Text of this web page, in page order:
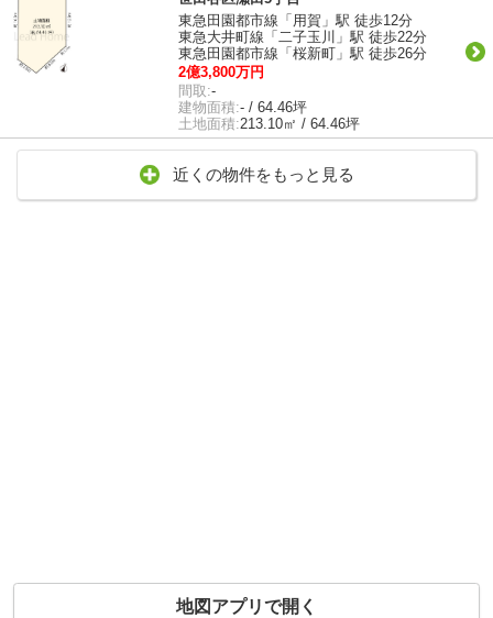
東急田園都市線「用賀」駅 徒歩12分
東急大井町線「二子玉川」駅 徒歩22分
東急田園都市線「桜新町」駅 徒歩26分
2億3,800万円
間取:-
建物面積:- / 64.46坪
土地面積:213.10㎡ / 64.46坪
近くの物件をもっと見る
地図アプリで開く